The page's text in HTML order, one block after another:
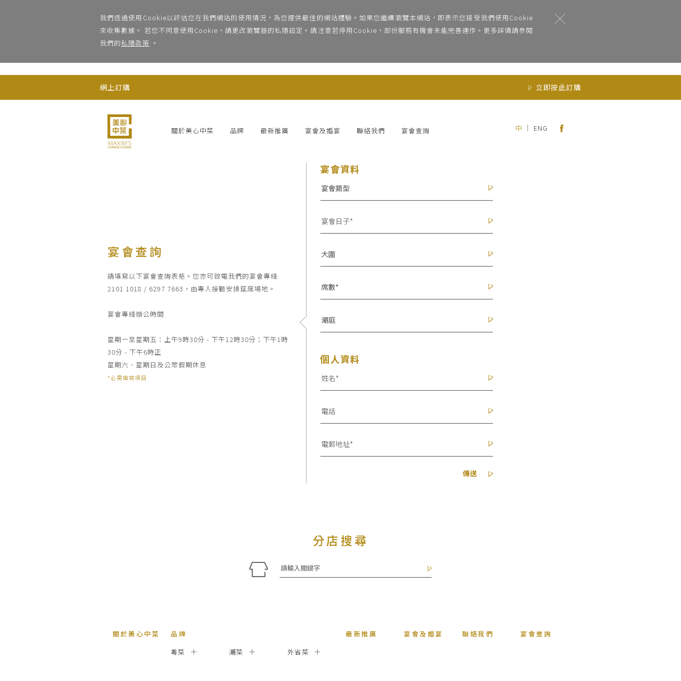
我們透過使用Cookie以評估您在我們網站的使用情況，為您提供最佳的網站體驗。如果您繼續瀏覽本網站，即表示您接受我們使用Cookie
來收集數據。 若您不同意使用Cookie，請更改瀏覽器的私隱設定。請注意若停用Cookie，部份服務有機會未能完善運作。更多詳情請參閱
我們的私隱政策 。
網上訂購 立即按此訂購
關於美心中菜 品牌 最新推廣 宴會及婚宴 聯絡我們 宴會查詢 中 ｜ ENG
宴會查詢
請填寫以下宴會查詢表格。您亦可致電我們的宴會專綫
2101 1018 / 6297 7663，由專人接聽安排筵席場地。
宴會專綫辦公時間
星期一至星期五：上午9時30分 - 下午12時30分；下午1時
30分 - 下午6時正
星期六、星期日及公眾假期休息
*必需填寫項目
宴會資料
宴會類型
大圍
席數*
潮庭
個人資料
傳送
分店搜尋
關於美心中菜
品牌
粵菜
潮菜 外省菜
最新推廣 宴會及婚宴 聯絡我們 宴會查詢